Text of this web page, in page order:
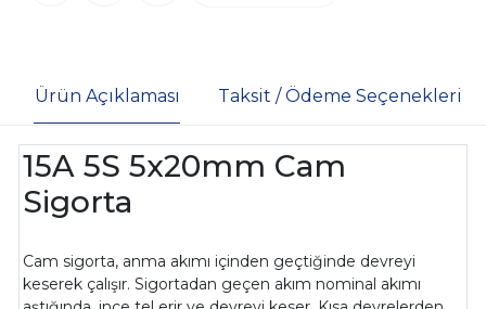
Ürün Açıklaması Taksit / Ödeme Seçenekleri
15A 5S 5x20mm Cam
Sigorta
Cam sigorta, anma akımı içinden geçtiğinde devreyi
keserek çalışır. Sigortadan geçen akım nominal akımı